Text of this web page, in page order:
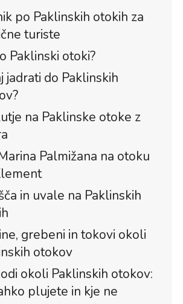
po Paklinskih otokih za
turiste
Paklinski otoki?
jadrati do Paklinskih
na Paklinske otoke z
Palmižana na otoku
in uvale na Paklinskih
grebeni in tokovi okoli
otokov
okoli Paklinskih otokov:
plujete in kje ne